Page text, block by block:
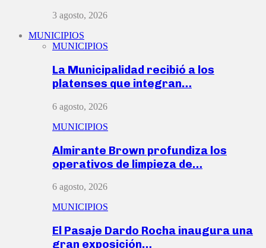
3 agosto, 2026
MUNICIPIOS
MUNICIPIOS
La Municipalidad recibió a los
platenses que integran…
6 agosto, 2026
MUNICIPIOS
Almirante Brown profundiza los
operativos de limpieza de…
6 agosto, 2026
MUNICIPIOS
El Pasaje Dardo Rocha inaugura una
gran exposición…